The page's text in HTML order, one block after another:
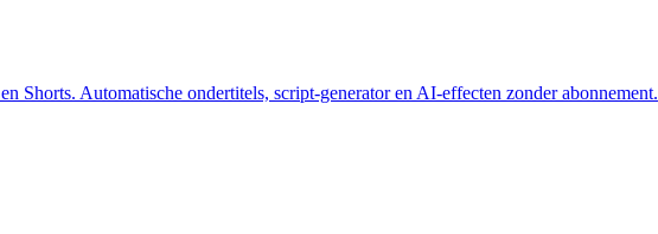
Shorts. Automatische ondertitels, script-generator en AI-effecten zonder abonnement.